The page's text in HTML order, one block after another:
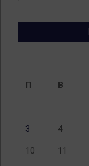
П
В
3 4
10 11